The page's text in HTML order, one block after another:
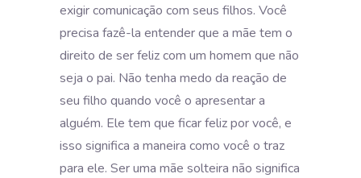
exigir comunicação com seus filhos. Você
precisa fazê-la entender que a mãe tem o
direito de ser feliz com um homem que não
seja o pai. Não tenha medo da reação de
seu filho quando você o apresentar a
alguém. Ele tem que ficar feliz por você, e
isso significa a maneira como você o traz
para ele. Ser uma mãe solteira não significa